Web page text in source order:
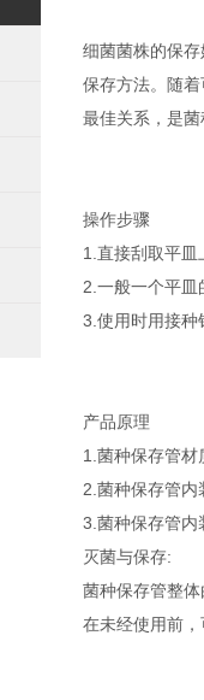
细菌菌株的保
保存方法。随
最佳关系，是
操作步骤
1.直接刮取平皿
2.一般一个平皿
3.使用时用接种
产品原理
1.菌种保存管
2.菌种保存管
3.菌种保存管内
灭菌与保存:
菌种保存管整
在未经使用前